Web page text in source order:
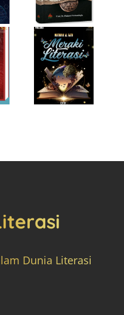
Dunia Literasi